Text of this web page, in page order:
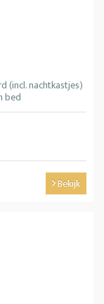
(incl. nachtkastjes)
bed
Bekijk